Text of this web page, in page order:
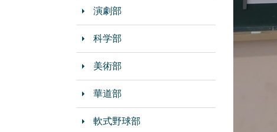
演劇部
科学部
美術部
華道部
軟式野球部